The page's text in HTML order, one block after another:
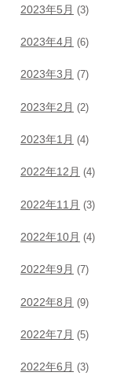
2023年5月 (3)
2023年4月 (6)
2023年3月 (7)
2023年2月 (2)
2023年1月 (4)
2022年12月 (4)
2022年11月 (3)
2022年10月 (4)
2022年9月 (7)
2022年8月 (9)
2022年7月 (5)
2022年6月 (3)